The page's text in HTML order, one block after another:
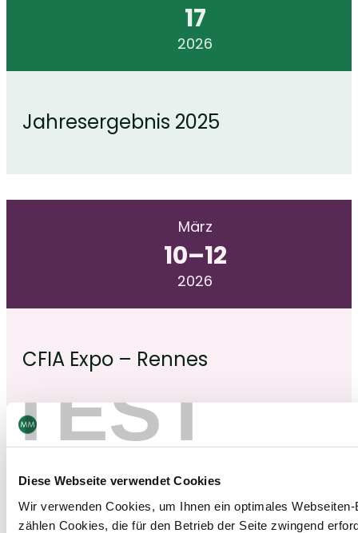
TEST
Diese Webseite verwendet Cookies
Wir verwenden Cookies, um Ihnen ein optimales
zählen Cookies, die für den Betrieb der Seite zwingend
17
2026
Jahresergebnis 2025
März
10–12
2026
CFIA Expo – Rennes
24–25
2026